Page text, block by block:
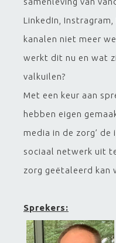
LinkedIn,
kanalen niet meer
werkt dit nu en wat
valkuilen?
Met een keur aan
hebben eigen
media in de zorg’
sociaal netwerk uit
zorg geëtaleerd kan
Sprekers: